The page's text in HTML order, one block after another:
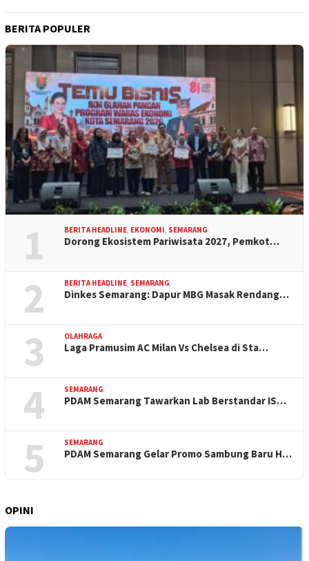
BERITA POPULER
1 BERITA HEADLINE, EKONOMI, SEMARANG
Dorong Ekosistem Pariwisata 2027, Pemkot…
2 BERITA HEADLINE, SEMARANG
Dinkes Semarang: Dapur MBG Masak Rendang…
3 OLAHRAGA
Laga Pramusim AC Milan Vs Chelsea di Sta…
4 SEMARANG
PDAM Semarang Tawarkan Lab Berstandar IS…
5 SEMARANG
PDAM Semarang Gelar Promo Sambung Baru H…
OPINI